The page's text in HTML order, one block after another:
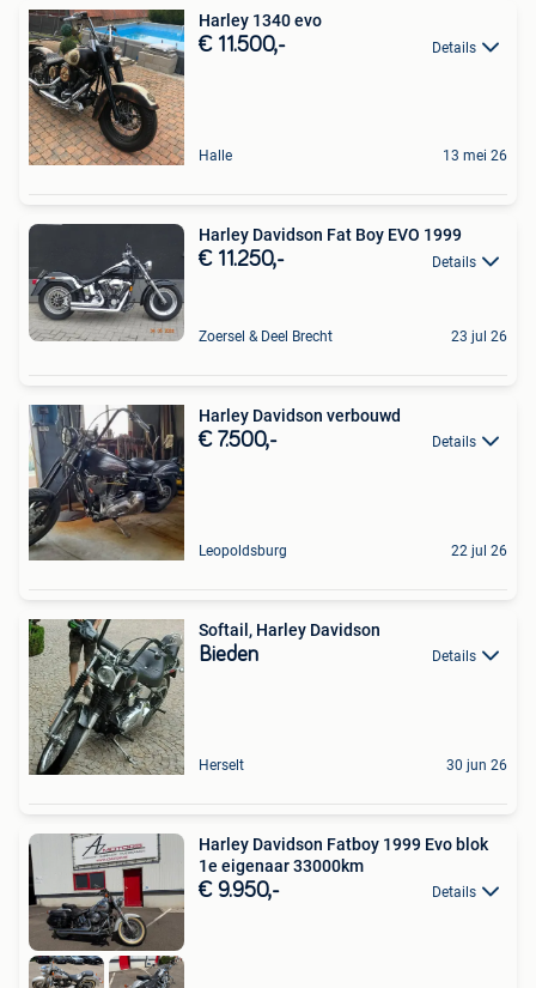
Harley 1340 evo
€ 11.500,- Details
Halle 13 mei 26
Harley Davidson Fat Boy EVO 1999
€ 11.250,- Details
Zoersel & Deel Brecht 23 jul 26
Harley Davidson verbouwd
€ 7.500,- Details
Leopoldsburg 22 jul 26
Softail, Harley Davidson
Bieden Details
Herselt 30 jun 26
Harley Davidson Fatboy 1999 Evo blok
1e eigenaar 33000km
€ 9.950,- Details